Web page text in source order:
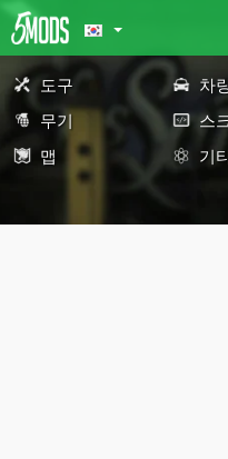
도구 차
무기
스
맵
기